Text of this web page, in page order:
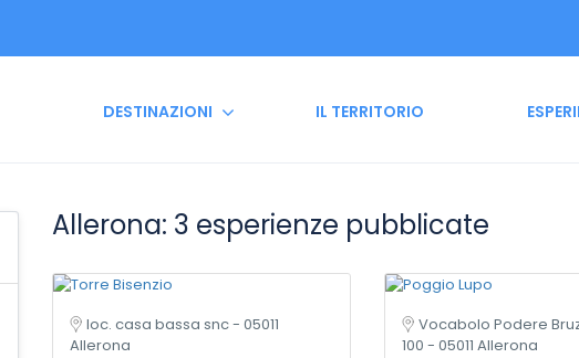
DESTINAZIONI IL TERRITORIO
Allerona: 3 esperienze pubblicate
loc. casa bassa snc - 05011
Allerona
Vocabolo Podere
100 - 05011 Allerona